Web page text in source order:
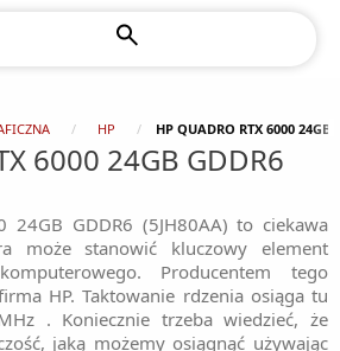
HP HP QUADRO RTX 6000 24GB
6000 24GB GDDR6
24GB GDDR6 (5JH80AA) to ciekawa
może stanowić kluczowy element
Producentem tego
HP. Taktowanie rdzenia osiąga tu
. Koniecznie trzeba wiedzieć, że
jaką możemy osiągnąć używając